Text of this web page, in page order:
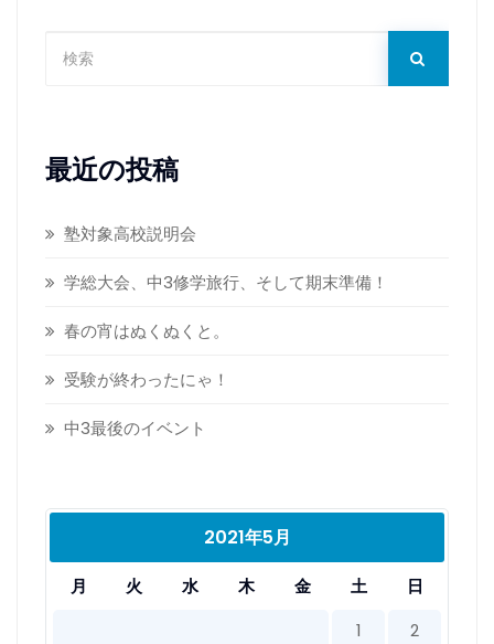
最近の投稿
塾対象高校説明会
学総大会、中3修学旅行、そして期末準備！
春の宵はぬくぬくと。
受験が終わったにゃ！
中3最後のイベント
2021年5月
月 火 水 木 金 土
日
1
2